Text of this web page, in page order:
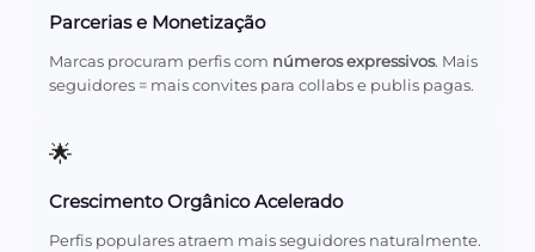
Parcerias e Monetização
Marcas procuram perfis com números expressivos. Mais
seguidores = mais convites para collabs e publis pagas.
🌟
Crescimento Orgânico Acelerado
Perfis populares atraem mais seguidores naturalmente.